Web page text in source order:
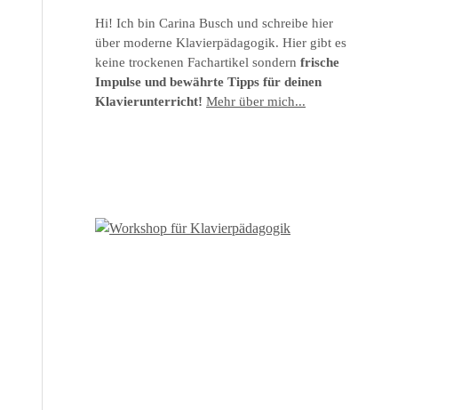
Hi! Ich bin Carina Busch und schreibe hier
über moderne Klavierpädagogik. Hier gibt es
keine trockenen Fachartikel sondernfrische
Impulse und bewährte Tipps für deinen
Klavierunterricht! Mehr über mich...